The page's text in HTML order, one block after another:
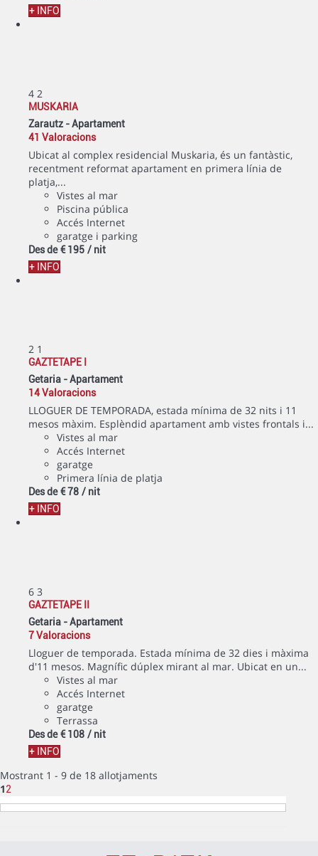
+ INFO
4 2
MUSKARIA
Zarautz -Apartament
41 Valoracions
Ubicat al complex residencial Muskaria, és un fantàstic,
recentment reformat apartament en primera línia de
platja,...
Vistes al mar
Piscina pública
Accés Internet
garatge i parking
Des de € 195 / nit
+ INFO
2 1
GAZTETAPE I
Getaria -Apartament
14 Valoracions
LLOGUER DE TEMPORADA, estada mínima de 32 nits i 11
mesos màxim. Esplèndid apartament amb vistes frontals i...
Vistes al mar
Accés Internet
garatge
Primera línia de platja
Des de € 78 / nit
+ INFO
6 3
GAZTETAPE II
Getaria -Apartament
7 Valoracions
Lloguer de temporada. Estada mínima de 32 dies i màxima
d'11 mesos. Magnífic dúplex mirant al mar. Ubicat en un...
Vistes al mar
Accés Internet
garatge
Terrassa
Des de € 108 / nit
+ INFO
Mostrant 1 - 9 de 18 allotjaments
12